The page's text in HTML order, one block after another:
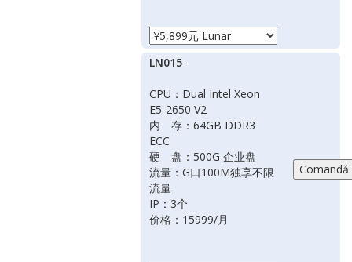
LN015 -
CPU：Dual Intel Xeon
E5-2650 V2
内 存：64GB DDR3
ECC
硬 盘：500G 企业盘
流量：G口100M独享不限
流量
IP：3个
价格：15999/月